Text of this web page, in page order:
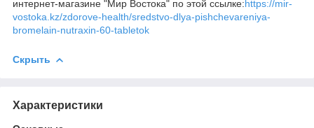
интернет-магазине "Мир Востока" по этой ссылке:https://mir-
vostoka.kz/zdorove-health/sredstvo-dlya-pishchevareniya-
bromelain-nutraxin-60-tabletok
Скрыть
Характеристики